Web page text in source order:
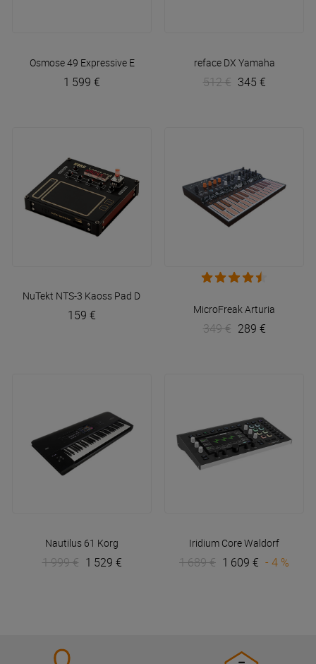
Osmose 49 Expressive E
1 599 €
reface DX Yamaha
512 € 345 €
NuTekt NTS-3 Kaoss Pad DIY Digital Kit
159 € MicroFreakArturia
349 € 289 €
Nautilus 61 Korg
1 999 € 1 529 €
Iridium CoreWaldorf
1 689 € 1 609 € - 4 %